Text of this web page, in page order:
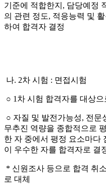
기준에 적합한지 , 담당예정
의 관련 정도, 적응능력 및
하여 합격자 결정
나. 2차 시험 : 면접시험
○ 1 차 시험 합격자를 대상으
○ 자질 및 발전가능성, 전문
무추진 역량을 종합적으로
한 자 중에서 평정 요소마다
이 우수한 자를 합격자로 결
* 신원조사 등으로 합격 취
로 대체